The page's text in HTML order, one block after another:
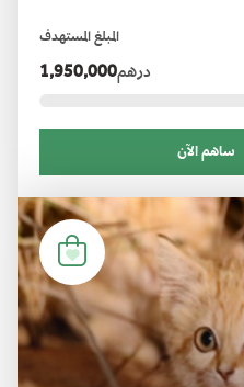
يعمل المشروع على تطوير إطارالمبلغ المستهدف
درهم1,950,000
ساهم الآن